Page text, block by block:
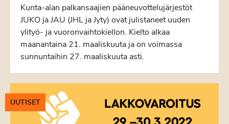
Kunta-alan palkansaajien pääneuvottelujärjestöt
JUKO ja JAU (JHL ja Jyty) ovat julistaneet uuden
ylityö- ja vuoronvaihtokiellon. Kielto alkaa
maanantaina 21. maaliskuuta ja on voimassa
sunnuntaihin 27. maaliskuuta asti.
UUTISET